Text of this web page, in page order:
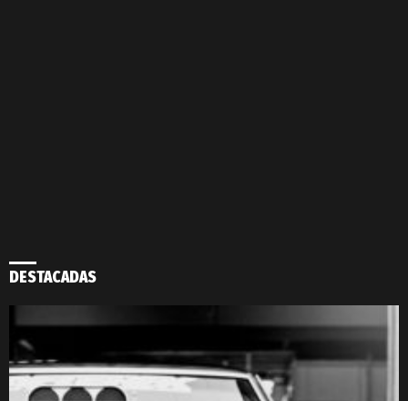
DESTACADAS